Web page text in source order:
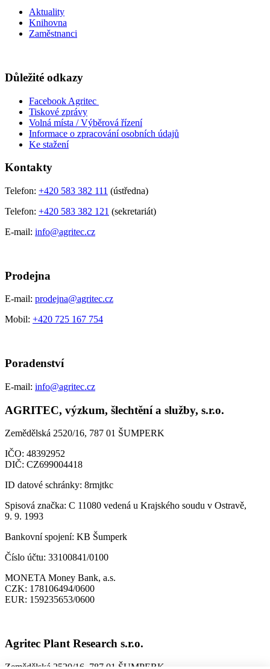
Aktuality
Knihovna
Zaměstnanci
Důležité odkazy
Facebook Agritec
Tiskové zprávy
Volná místa / Výběrová řízení
Informace o zpracování osobních údajů
Ke stažení
Kontakty
Telefon: +420 583 382 111 (ústředna)
Telefon: +420 583 382 121 (sekretariát)
E-mail: info@agritec.cz
Prodejna
E-mail: prodejna@agritec.cz
Mobil: +420 725 167 754
Poradenství
E-mail: info@agritec.cz
AGRITEC, výzkum, šlechtění a služby, s.r.o.
Zemědělská 2520/16, 787 01 ŠUMPERK
IČO: 48392952
DIČ: CZ699004418
ID datové schránky: 8rmjtkc
Spisová značka: C 11080 vedená u Krajského soudu v Ostravě,
9. 9. 1993
Bankovní spojení: KB Šumperk
Číslo účtu: 33100841/0100
MONETA Money Bank, a.s.
CZK: 178106494/0600
EUR: 159235653/0600
Agritec Plant Research s.r.o.
Zemědělská 2520/16, 787 01 ŠUMPERK